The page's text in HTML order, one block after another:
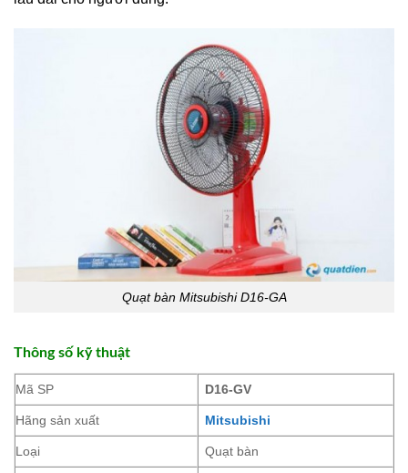
Quạt bàn Mitsubishi D16-GA
Thông số kỹ thuật
Mã SP D16-GV
Hãng sản xuất Mitsubishi
Loại Quạt bàn